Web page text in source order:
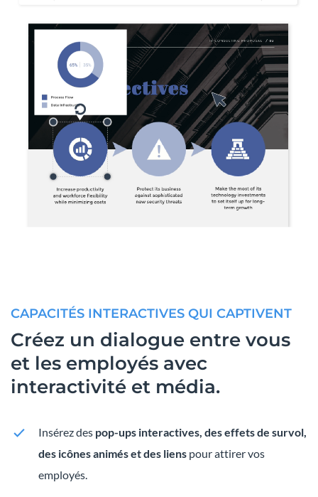
CAPACITÉS INTERACTIVES QUI CAPTIVENT
Créez un dialogue entre vous
et les employés avec
interactivité et média.
Insérez des pop-ups interactives, des effets de survol,
des icônes animés et des liens pour attirer vos
employés.